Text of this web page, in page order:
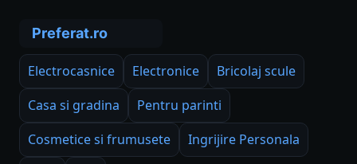
Electrocasnice Electronice
Bricolaj scule
Casa si gradina
Pentru parinti
Cosmetice si frumusete
Ingrijire Personala